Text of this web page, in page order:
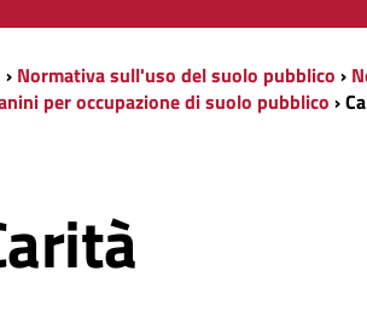
› Normativa sull'uso del suolo pubblico ›
per occupazione di suolo pubblico ›